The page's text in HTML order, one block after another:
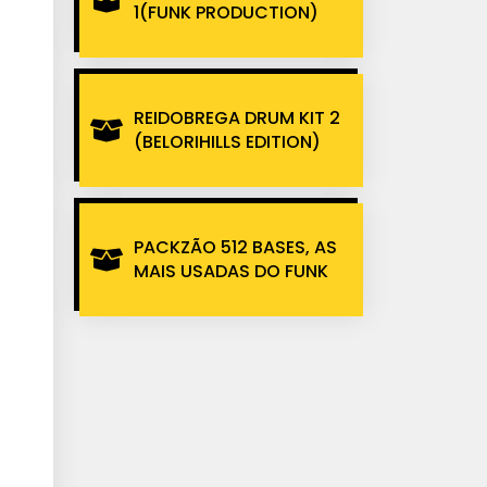
1(FUNK PRODUCTION)
REIDOBREGA DRUM KIT 2
(BELORIHILLS EDITION)
PACKZÃO 512 BASES, AS
MAIS USADAS DO FUNK